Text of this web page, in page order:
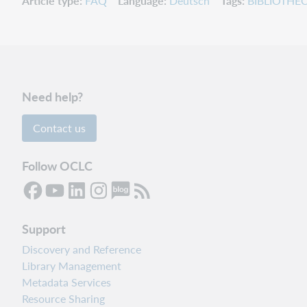
Need help?
Contact us
Follow OCLC
Support
Discovery and Reference
Library Management
Metadata Services
Resource Sharing